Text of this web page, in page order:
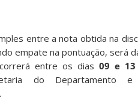
entre a nota obtida na
empate na pontuação, será
entre os dias 09 e
do Departamento e